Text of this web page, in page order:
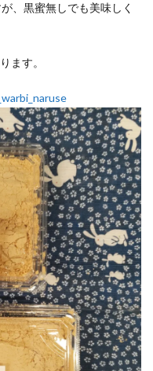
、黒蜜無しでも美味しく
ます。